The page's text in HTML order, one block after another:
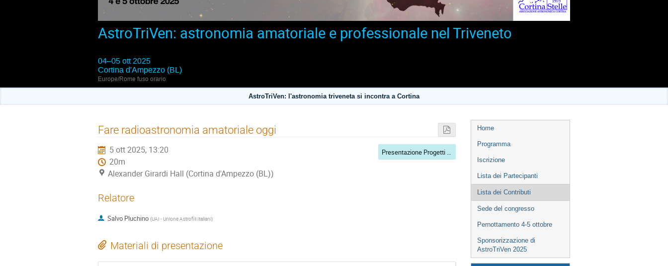
AstroTriVen: astronomia amatoriale e professionale nel Triveneto
04–05 ott 2025
Cortina d'Ampezzo (BL)
Europe/Rome fuso orario
AstroTriVen: l'astronomia triveneta si incontra a Cortina
Event
menu
Home
Programma
Iscrizione
Lista dei Partecipanti
Lista dei Contributi
Sede del congresso
Pernottamento 4-5 ottobre
Sponsorizzazione di
AstroTriVen 2025
Fare radioastronomia amatoriale oggi
5 ott 2025, 13:20
20m
Alexander Girardi Hall (Cortina d'Ampezzo (BL))
Presentazione Progetti e Idee
Relatore
Salvo Pluchino (UAI - Unione Astrofili Italiani)
Materiali di presentazione